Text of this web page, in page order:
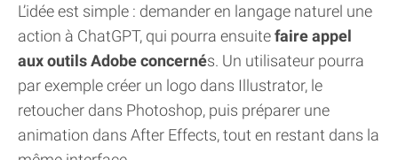
L’idée est simple : demander en langage naturel une
action à ChatGPT, qui pourra ensuitefaire appel
aux outils Adobe concernés. Un utilisateur pourra
par exemple créer un logo dans Illustrator, le
retoucher dans Photoshop, puis préparer une
animation dans After Effects, tout en restant dans la